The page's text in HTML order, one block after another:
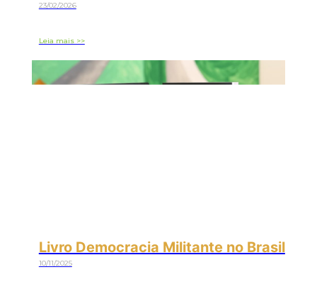
23/02/2026
Leia mais >>
Livro Democracia Militante no Brasil
10/11/2025